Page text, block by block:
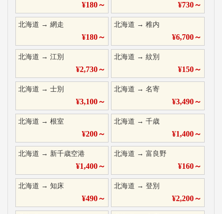
¥180～ ¥730～
北海道 → 網走
¥180～
北海道 →稚内
¥6,700～
北海道 → 江別
¥2,730～
北海道 →紋別
¥150～
北海道 → 士別
¥3,100～
北海道 →名寄
¥3,490～
北海道 → 根室
¥200～
北海道 →千歳
¥1,400～
北海道 → 新千歳空港
¥1,400～
北海道 →富良野
¥160～
北海道 → 知床
¥490～
北海道 →登別
¥2,200～